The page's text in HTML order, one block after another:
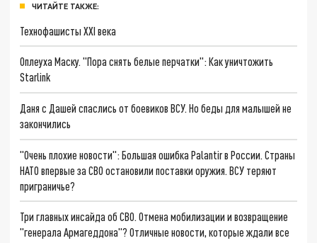
ЧИТАЙТЕ ТАКЖЕ:
Технофашисты XXI века
Оплеуха Маску. "Пора снять белые перчатки": Как уничтожить
Starlink
Даня с Дашей спаслись от боевиков ВСУ. Но беды для малышей не
закончились
"Очень плохие новости": Большая ошибка Palantir в России. Страны
НАТО впервые за СВО остановили поставки оружия. ВСУ теряют
приграничье?
Три главных инсайда об СВО. Отмена мобилизации и возвращение
"генерала Армагеддона"? Отличные новости, которые ждали все